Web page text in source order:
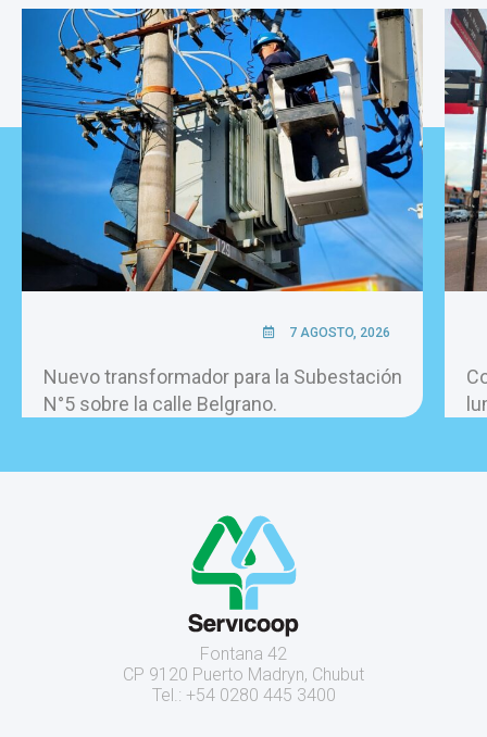
7 AGOSTO, 2026
Nuevo transformador para la Subestación
N°5 sobre la calle Belgrano.
Fontana 42
CP 9120 Puerto Madryn, Chubut
Tel.: +54 0280 445 3400